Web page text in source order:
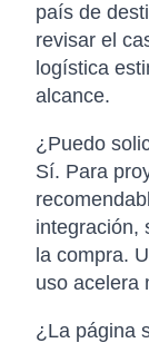
país de
revisar el
logística
alcance.
¿Puedo
Sí. Para
integración,
la compra.
uso acelera
¿La página